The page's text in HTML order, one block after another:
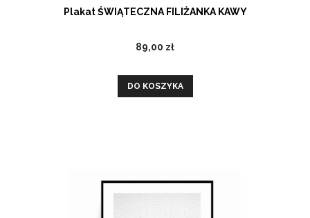
Plakat ŚWIĄTECZNA FILIŻANKA KAWY
89,00 zł
DO KOSZYKA